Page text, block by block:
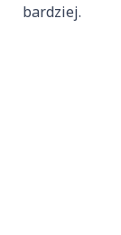
bardziej.